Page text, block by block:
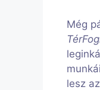
Még
lesz